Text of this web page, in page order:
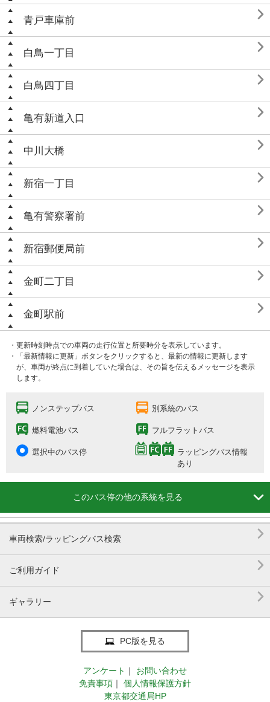
青戸車庫前 
白鳥一丁目 
白鳥四丁目 
亀有新道入口 
中川大橋 
新宿一丁目 
亀有警察署前 
新宿郵便局前 
金町二丁目 
金町駅前 
・更新時刻時点での車両の走行位置と所要時分を表示しています。
・「最新情報に更新」ボタンをクリックすると、最新の情報に更新します
が、車両が終点に到着していた場合は、その旨を伝えるメッセージを表示
します。
ノンステップバス 別系統のバス
燃料電池バス フルフラットバス
選択中のバス停
ラッピングバス情報
あり
このバス停の他の系統を見る 
車両検索/ラッピングバス検索 
ご利用ガイド 
ギャラリー 
PC版を見る
アンケート ｜
お問い合わせ
免責事項 ｜
個人情報保護方針
東京都交通局HP